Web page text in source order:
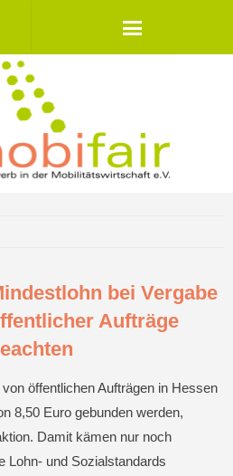
bei Vergabe
Aufträge
öffentlichen Aufträgen in Hessen
8,50 Euro gebunden werden,
Damit kämen nur noch
Lohn- und Sozialstandards